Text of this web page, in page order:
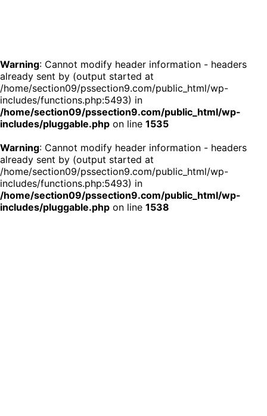
公安9課
© 2026 公安9課
Warning: Cannot modify header information - headers
already sent by (output started at
/home/section09/pssection9.com/public_html/wp-
includes/functions.php:5493) in
/home/section09/pssection9.com/public_html/wp-
includes/pluggable.php on line 1535
Warning: Cannot modify header information - headers
already sent by (output started at
/home/section09/pssection9.com/public_html/wp-
includes/functions.php:5493) in
/home/section09/pssection9.com/public_html/wp-
includes/pluggable.php on line 1538